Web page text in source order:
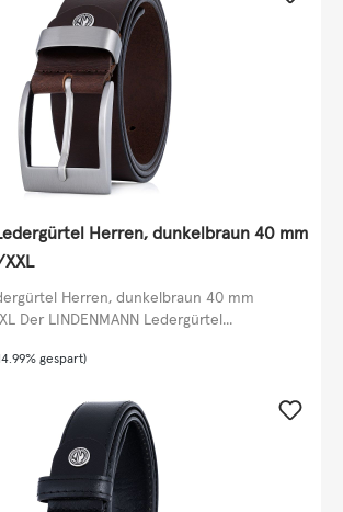
Herren, dunkelbraun 40 mm
Herren, dunkelbraun 40 mm
Der LINDENMANN Ledergürtel...
Preis:gespart)